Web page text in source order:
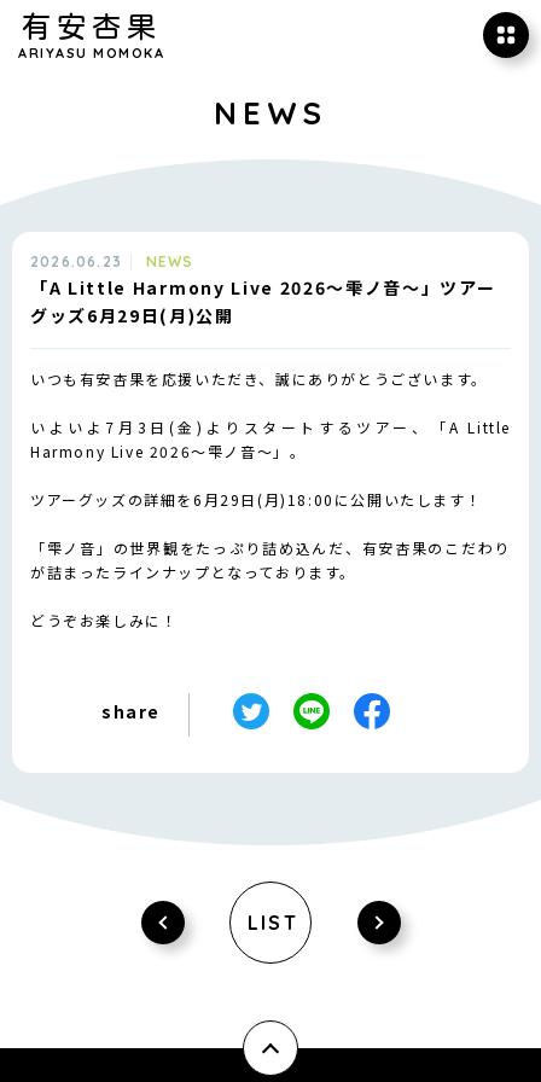
有安杏果
ARIYASU MOMOKA
NEWS
2026.06.23 NEWS
「A Little Harmony Live 2026〜雫ノ音〜」ツアー
グッズ6月29日(月)公開
いつも有安杏果を応援いただき、誠にありがとうございます。
いよいよ7月3日(金)よりスタートするツアー、「A Little
Harmony Live 2026〜雫ノ音〜」。
ツアーグッズの詳細を6月29日(月)18:00に公開いたします！
「雫ノ音」の世界観をたっぷり詰め込んだ、有安杏果のこだわり
が詰まったラインナップとなっております。
どうぞお楽しみに！
share
LIST